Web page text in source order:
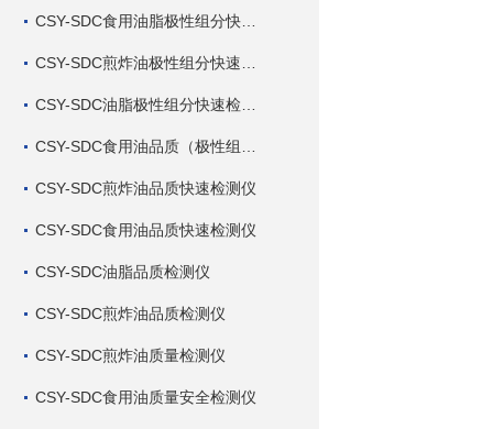
CSY-SDC煎炸油品质快速检测仪
CSY-SDC食用油品质快速检测仪
CSY-SDC油脂品质检测仪
CSY-SDC煎炸油品质检测仪
CSY-SDC煎炸油质量检测仪
CSY-SDC食用油质量安全检测仪